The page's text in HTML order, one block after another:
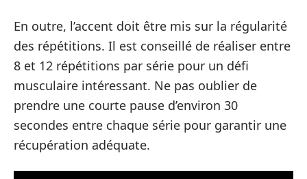
En outre, l’accent doit être mis sur la régularité
des répétitions. Il est conseillé de réaliser entre
8 et 12 répétitions par série pour un défi
musculaire intéressant. Ne pas oublier de
prendre une courte pause d’environ 30
secondes entre chaque série pour garantir une
récupération adéquate.